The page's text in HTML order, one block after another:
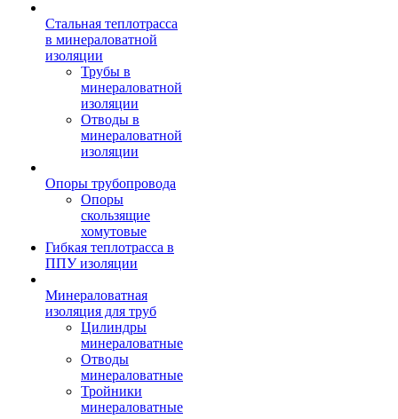
Стальная теплотрасса
в минераловатной
изоляции
Трубы в
минераловатной
изоляции
Отводы в
минераловатной
изоляции
Опоры трубопровода
Опоры
скользящие
хомутовые
Гибкая теплотрасса в
ППУ изоляции
Минераловатная
изоляция для труб
Цилиндры
минераловатные
Отводы
минераловатные
Тройники
минераловатные